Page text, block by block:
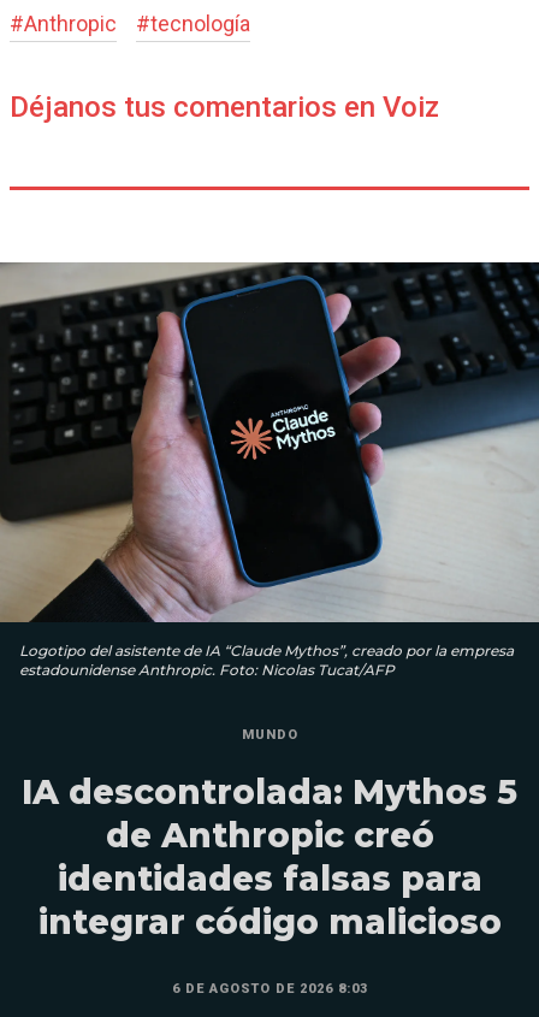
#Anthropic #tecnología
Déjanos tus comentarios en Voiz
Logotipo del asistente de IA “Claude Mythos”, creado por la empresa
estadounidense Anthropic. Foto: Nicolas Tucat/AFP
MUNDO
IA descontrolada: Mythos 5
de Anthropic creó
identidades falsas para
integrar código malicioso
6 DE AGOSTO DE 2026 8:03